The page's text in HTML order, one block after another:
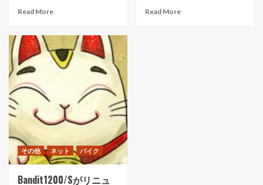
Read More Read More
その他 ネット バイク
Bandit1200/Sがリニュ